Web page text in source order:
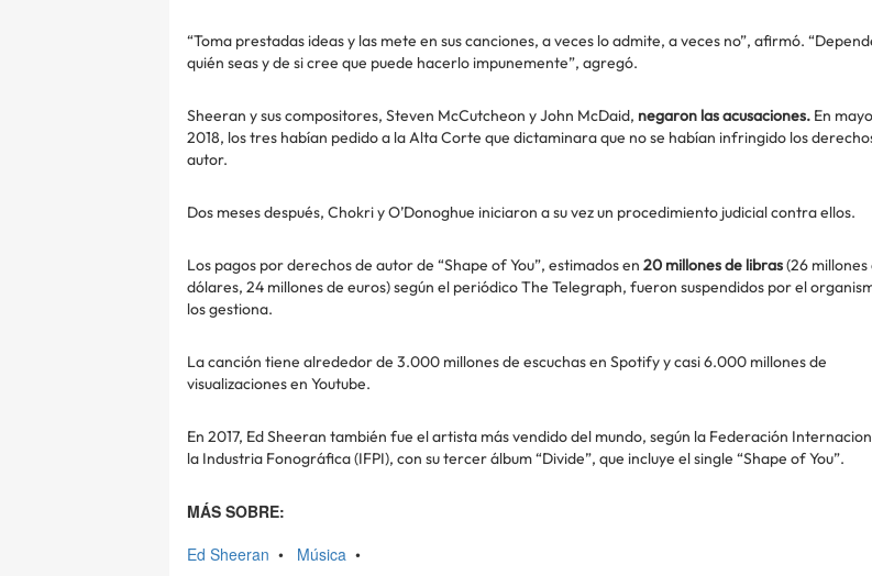
“Toma prestadas ideas y las mete en sus canciones, a veces lo admite, a veces no”, afirmó.
quién seas y de si cree que puede hacerlo impunemente”, agregó.
Sheeran y sus compositores, Steven McCutcheon y John McDaid, negaron las acusaciones. En
2018, los tres habían pedido a la Alta Corte que dictaminara que no se habían infringido los
autor.
Dos meses después, Chokri y O’Donoghue iniciaron a su vez un procedimiento judicial contra ellos.
Los pagos por derechos de autor de “Shape of You”, estimados en 20 millones de libras(26 millones
dólares, 24 millones de euros) según el periódico The Telegraph, fueron suspendidos por el
los gestiona.
La canción tiene alrededor de 3.000 millones de escuchas en Spotify y casi 6.000 millones de
visualizaciones en Youtube.
En 2017, Ed Sheeran también fue el artista más vendido del mundo, según la Federación
la Industria Fonográfica (IFPI), con su tercer álbum “Divide”, que incluye el single “Shape of You”.
MÁS SOBRE:
Ed Sheeran • Música •